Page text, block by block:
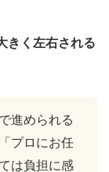
きく左右される
進められる
プロにお任
は負担に感